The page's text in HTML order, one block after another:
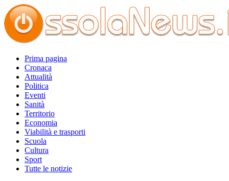
Prima pagina
Cronaca
Attualità
Politica
Eventi
Sanità
Territorio
Economia
Viabilità e trasporti
Scuola
Cultura
Sport
Tutte le notizie